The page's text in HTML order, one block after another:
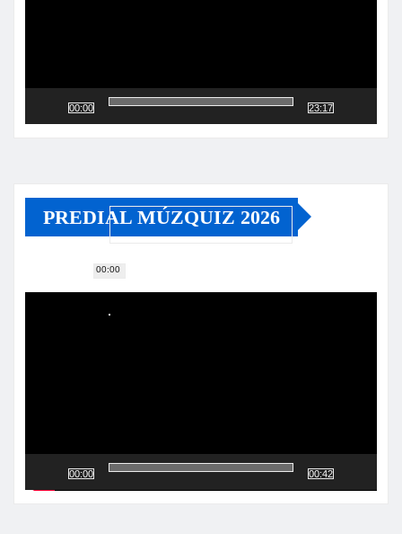
00:00
00:00
23:17
PREDIAL MÚZQUIZ 2026
Reproductor
00:00 00:42